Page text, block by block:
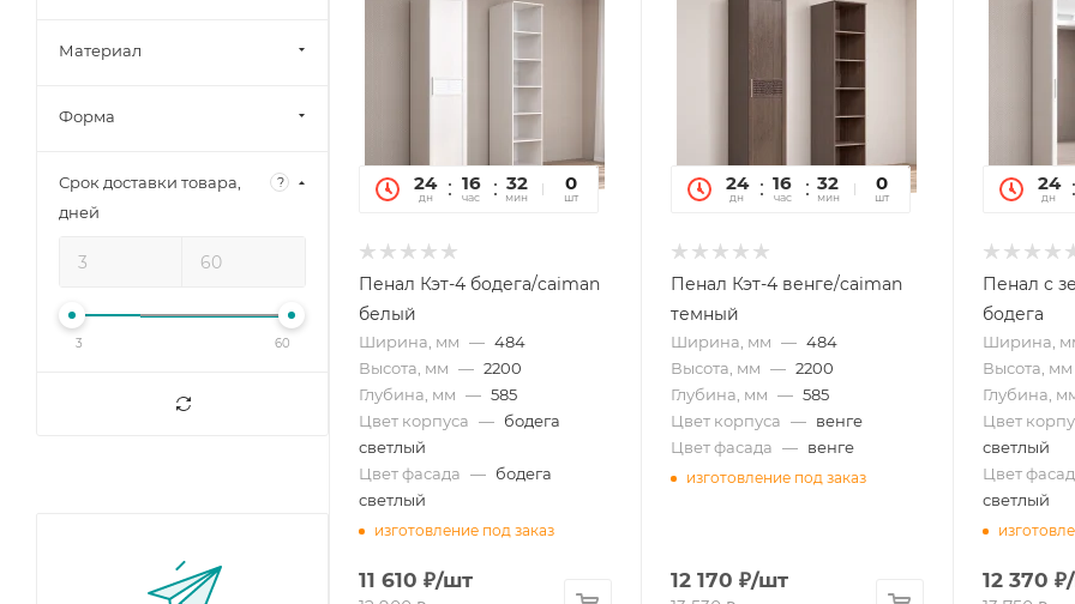
24
дн
16
час
32
мин
19
сек
0
шт
Пенал Кэт-4 бодега/caiman
белый
Ширина, мм — 484
Высота, мм — 2200
Глубина, мм — 585
Цвет корпуса — бодега
светлый
Цвет фасада — бодега
светлый
изготовление под заказ
11 610 ₽/шт
24
дн
16
час
32
мин
19
сек
0
шт
Пенал Кэт-4 венге/caiman
темный
Ширина, мм — 484
Высота, мм — 2200
Глубина, мм — 585
Цвет корпуса — венге
Цвет фасада — венге
изготовление под заказ
12 170 ₽/шт
24
дн
Пенал с
бодега
Ширина,
Высота, мм
Глубина,
Цвет
светлый
Цвет
светлый
12 370 ₽
Материал
Форма
Срок доставки товара,
дней
?
3 60